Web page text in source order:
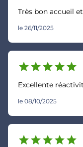
Très bon accueil
le 26/11/2025
starstarstarstarstar
Excellente
le 08/10/2025
starstarstarstarstar